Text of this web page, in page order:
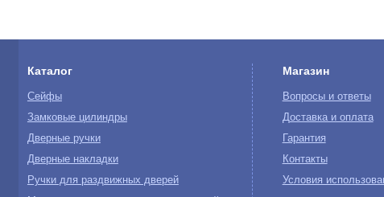
Каталог
Сейфы
Замковые цилиндры
Дверные ручки
Дверные накладки
Ручки для раздвижных дверей
Магазин
Вопросы и ответы
Доставка и оплата
Гарантия
Контакты
Условия